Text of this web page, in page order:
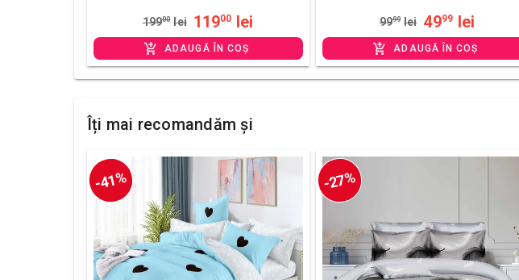
19900 lei 11900 lei
ADAUGĂ ÎN COȘ
9999 lei 4999 lei
ADAUGĂ ÎN COȘ
Îți mai recomandăm și
-41% -27%